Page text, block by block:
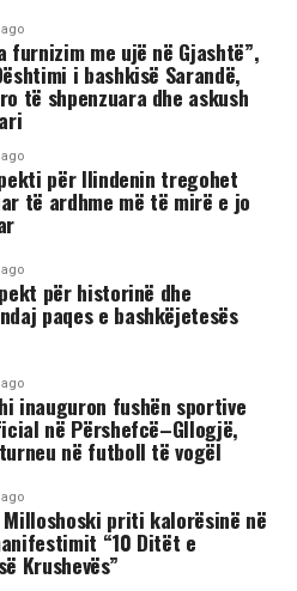
furnizim me ujë në Gjashtë”,
i bashkisë Sarandë,
të shpenzuara dhe askush
për Ilindenin tregohet
të ardhme më të mirë e jo
për historinë dhe
paqes e bashkëjetesës
inauguron fushën sportive
në Përshefcë–Gllogjë,
në futboll të vogël
priti kalorësinë në
“10 Ditët e
Krushevës”